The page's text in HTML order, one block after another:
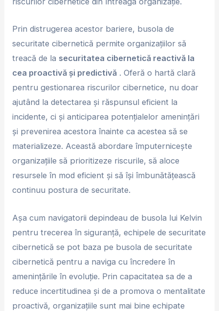
Prin distrugerea acestor bariere, busola de
securitate cibernetică permite organizațiilor să
treacă de la securitatea cibernetică reactivă la
cea proactivă și predictivă . Oferă o hartă clară
pentru gestionarea riscurilor cibernetice, nu doar
ajutând la detectarea și răspunsul eficient la
incidente, ci și anticiparea potențialelor amenințări
și prevenirea acestora înainte ca acestea să se
materializeze. Această abordare împuternicește
organizațiile să prioritizeze riscurile, să aloce
resursele în mod eficient și să își îmbunătățească
continuu postura de securitate.
Așa cum navigatorii depindeau de busola lui Kelvin
pentru trecerea în siguranță, echipele de securitate
cibernetică se pot baza pe busola de securitate
cibernetică pentru a naviga cu încredere în
amenințările în evoluție. Prin capacitatea sa de a
reduce incertitudinea și de a promova o mentalitate
proactivă, organizațiile sunt mai bine echipate